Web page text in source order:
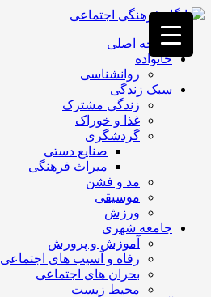
فصد
خون
غرب
تهران
خشکشویی
تصفیه
تهران
صفحه اصلی
خانواده
روانشناسی
سبک زندگی
زندگی مشترک
غذا و خوراک
گردشگری
صنایع دستی
میراث فرهنگی
مد و فشن
موسیقی
ورزش
جامعه شهری
آموزش و پرورش
رفاه و آسیب های اجتماعی
بحران های اجتماعی
محیط زیست